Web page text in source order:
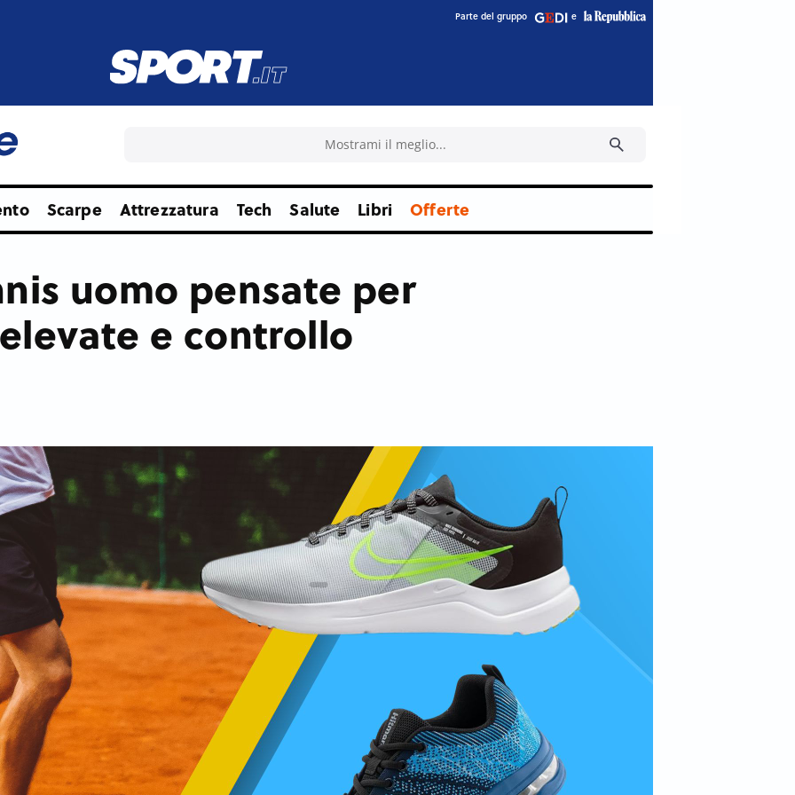
Parte del gruppo e
Scarpe Attrezzatura Tech Salute Libri Offerte
uomo pensate per
e controllo